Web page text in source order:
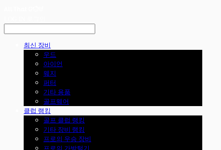
최신 장비
우드
아이언
웨지
퍼터
기타 용품
골프웨어
클럽 랭킹
골프 클럽 랭킹
기타 장비 랭킹
프로의 우승 장비
프로의 가방털기